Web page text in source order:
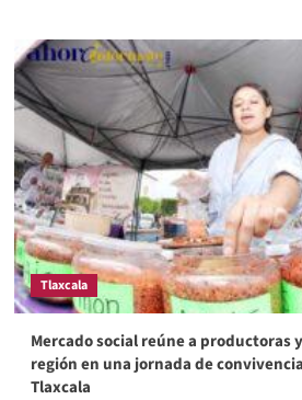
Tlaxcala
Mercado social reúne a productoras
región en una jornada de
Tlaxcala